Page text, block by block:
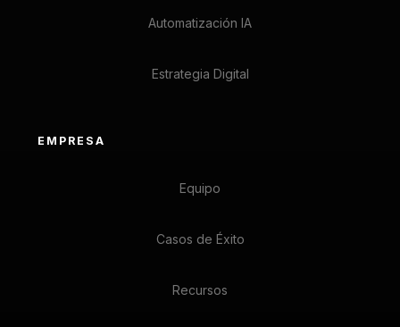
Automatización IA
Estrategia Digital
EMPRESA
Equipo
Casos de Éxito
Recursos